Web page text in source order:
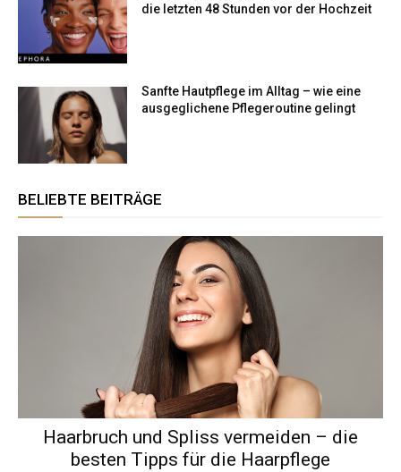
die letzten 48 Stunden vor der Hochzeit
Sanfte Hautpflege im Alltag – wie eine
ausgeglichene Pflegeroutine gelingt
BELIEBTE BEITRÄGE
Haarbruch und Spliss vermeiden – die
besten Tipps für die Haarpflege